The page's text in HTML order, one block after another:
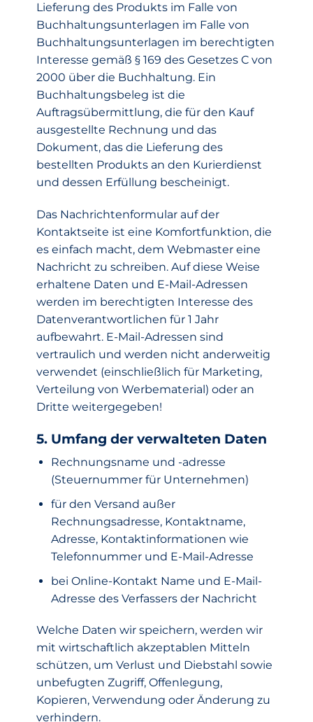
Lieferung des Produkts im Falle von
Buchhaltungsunterlagen im Falle von
Buchhaltungsunterlagen im berechtigten
Interesse gemäß § 169 des Gesetzes C von
2000 über die Buchhaltung. Ein
Buchhaltungsbeleg ist die
Auftragsübermittlung, die für den Kauf
ausgestellte Rechnung und das
Dokument, das die Lieferung des
bestellten Produkts an den Kurierdienst
und dessen Erfüllung bescheinigt.
Das Nachrichtenformular auf der
Kontaktseite ist eine Komfortfunktion, die
es einfach macht, dem Webmaster eine
Nachricht zu schreiben. Auf diese Weise
erhaltene Daten und E-Mail-Adressen
werden im berechtigten Interesse des
Datenverantwortlichen für 1 Jahr
aufbewahrt. E-Mail-Adressen sind
vertraulich und werden nicht anderweitig
verwendet (einschließlich für Marketing,
Verteilung von Werbematerial) oder an
Dritte weitergegeben!
5. Umfang der verwalteten Daten
Rechnungsname und -adresse
(Steuernummer für Unternehmen)
für den Versand außer
Rechnungsadresse, Kontaktname,
Adresse, Kontaktinformationen wie
Telefonnummer und E-Mail-Adresse
bei Online-Kontakt Name und E-Mail-
Adresse des Verfassers der Nachricht
Welche Daten wir speichern, werden wir
mit wirtschaftlich akzeptablen Mitteln
schützen, um Verlust und Diebstahl sowie
unbefugten Zugriff, Offenlegung,
Kopieren, Verwendung oder Änderung zu
verhindern.